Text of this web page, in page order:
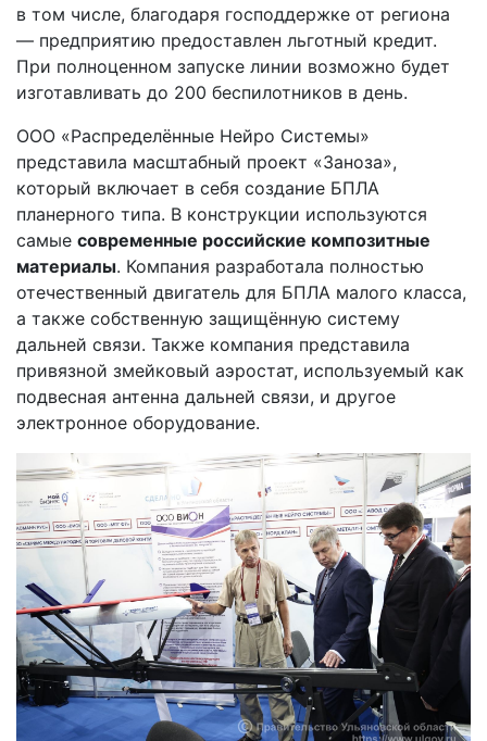
в том числе, благодаря господдержке от региона
— предприятию предоставлен льготный кредит.
При полноценном запуске линии возможно будет
изготавливать до 200 беспилотников в день.
ООО «Распределённые Нейро Системы»
представила масштабный проект «Заноза»,
который включает в себя создание БПЛА
планерного типа. В конструкции используются
самые современные российские композитные
материалы. Компания разработала полностью
отечественный двигатель для БПЛА малого класса,
а также собственную защищённую систему
дальней связи. Также компания представила
привязной змейковый аэростат, используемый как
подвесная антенна дальней связи, и другое
электронное оборудование.